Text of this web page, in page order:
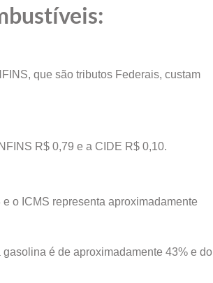
que são tributos Federais, custam
R$ 0,79 e a CIDE R$ 0,10.
o ICMS representa aproximadamente
é de aproximadamente 43% e do